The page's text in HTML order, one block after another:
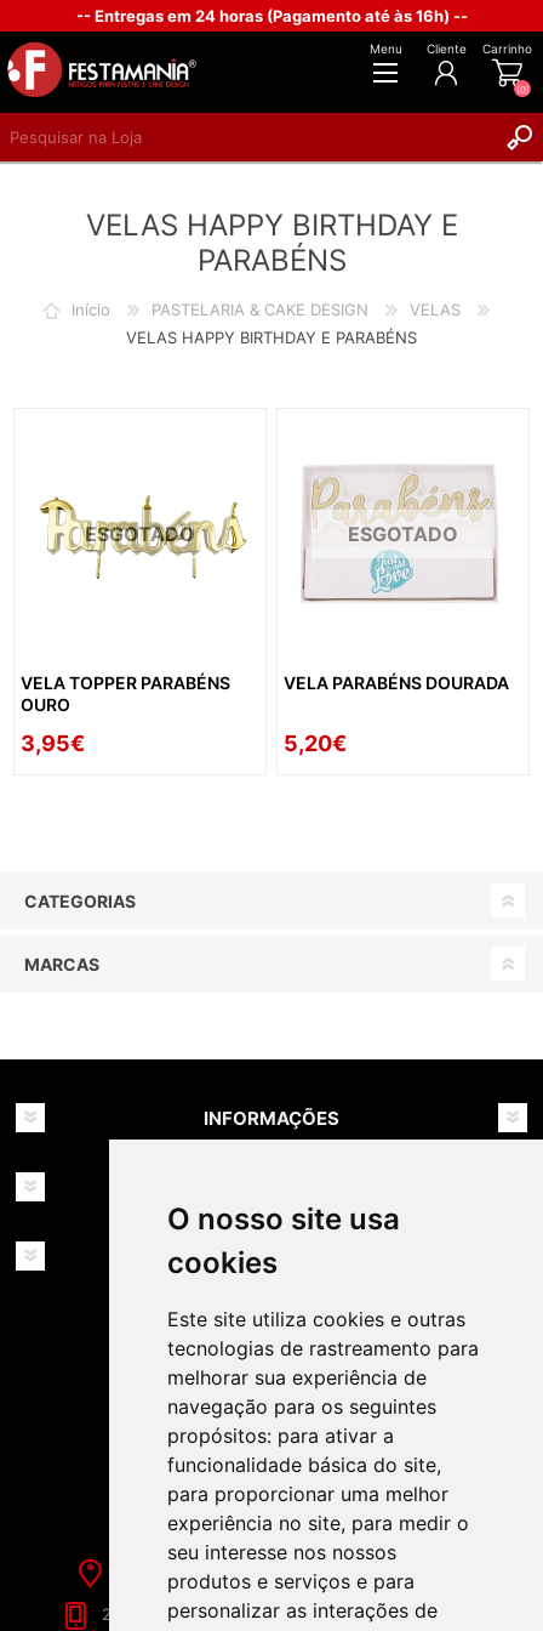
O nosso site usa
cookies
Este site utiliza cookies e outras
tecnologias de rastreamento para
melhorar sua experiência de
navegação para os seguintes
propósitos: para ativar a
funcionalidade básica do site,
para proporcionar uma melhor
experiência no site, para medir o
seu interesse nos nossos
produtos e serviços e para
personalizar as interações de
-- Entregas em 24 horas (Pagamento até às 16h) --
Menu Cliente
INICIAR SESSÃO
Carrinho
(0)
VELAS HAPPY BIRTHDAY E
PARABÉNS
Início PASTELARIA & CAKE DESIGN
VELAS
VELAS HAPPY BIRTHDAY E PARABÉNS
ESGOTADO
VELA TOPPER PARABÉNS
OURO
3,95€
ESGOTADO
VELA PARABÉNS DOURADA
5,20€
CATEGORIAS
MARCAS
INFORMAÇÕES
SERVIÇOS
SIGA-NOS NAS REDES SOCIAIS!
Rua de Évora, 70-C - Reguengos de Monsaraz
266 040 688 (Chamada para a Rede Fixa Nacional)